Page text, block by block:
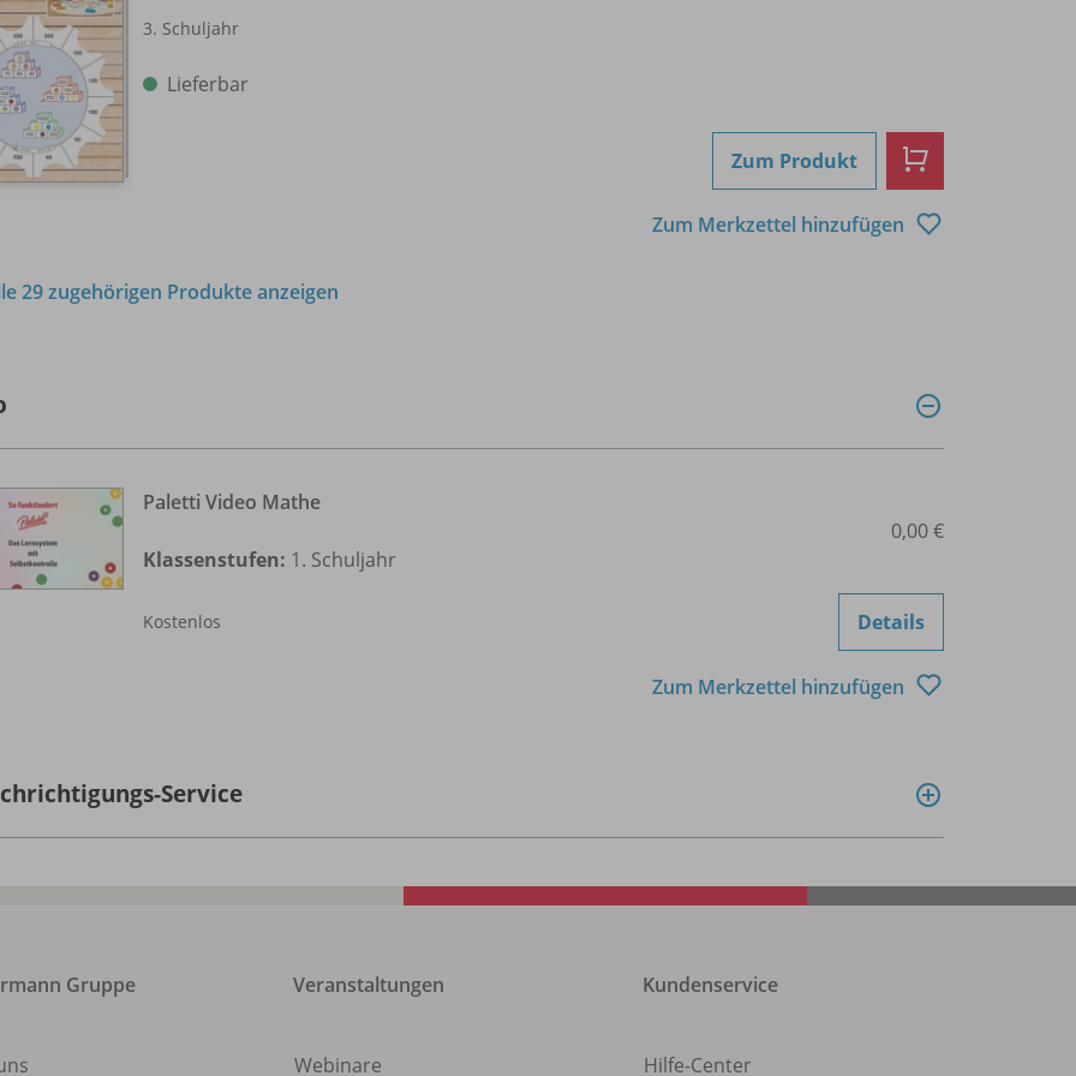
3. Schuljahr
Lieferbar
Zum Produkt
Zum Merkzettel hinzufügen
29 zugehörigen Produkte anzeigen
Paletti Video Mathe
Klassenstufen: 1. Schuljahr
Kostenlos
0,00 €
Details
Zum Merkzettel hinzufügen
Service
Gruppe Veranstaltungen
Webinare
Kundenservice
Hilfe-Center